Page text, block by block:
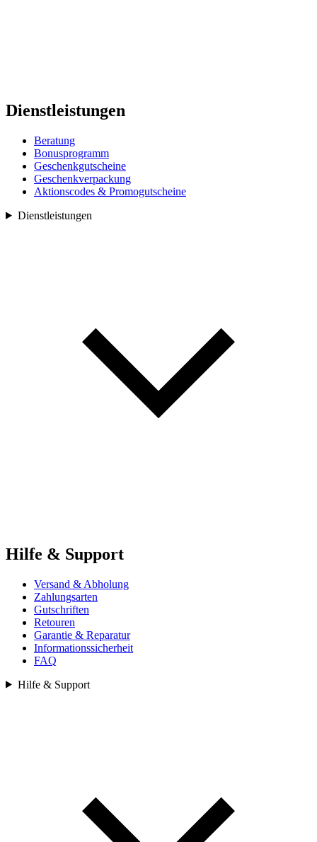
Dienstleistungen
Beratung
Bonusprogramm
Geschenkgutscheine
Geschenkverpackung
Aktionscodes & Promogutscheine
Dienstleistungen
Hilfe & Support
Versand & Abholung
Zahlungsarten
Gutschriften
Retouren
Garantie & Reparatur
Informationssicherheit
FAQ
Hilfe & Support